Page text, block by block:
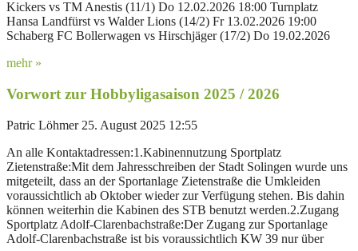
Kickers vs TM Anestis (11/1) Do 12.02.2026 18:00 Turnplatz
Hansa Landfürst vs Walder Lions (14/2) Fr 13.02.2026 19:00
Schaberg FC Bollerwagen vs Hirschjäger (17/2) Do 19.02.2026
mehr »
Vorwort zur Hobbyligasaison 2025 / 2026
Patric Löhmer 25. August 2025 12:55
An alle Kontaktadressen:1.Kabinennutzung Sportplatz
Zietenstraße:Mit dem Jahresschreiben der Stadt Solingen wurde uns
mitgeteilt, dass an der Sportanlage Zietenstraße die Umkleiden
voraussichtlich ab Oktober wieder zur Verfügung stehen. Bis dahin
können weiterhin die Kabinen des STB benutzt werden.2.Zugang
Sportplatz Adolf-Clarenbachstraße:Der Zugang zur Sportanlage
Adolf-Clarenbachstraße ist bis voraussichtlich KW 39 nur über